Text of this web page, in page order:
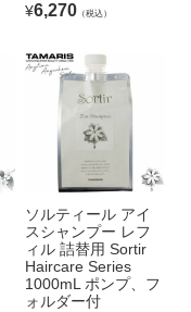
¥6,270（税込）
ソルティール アイ
スシャンプー レフ
ィル 詰替用 Sortir
Haircare Series
1000mL ポンプ、フ
ォルダー付